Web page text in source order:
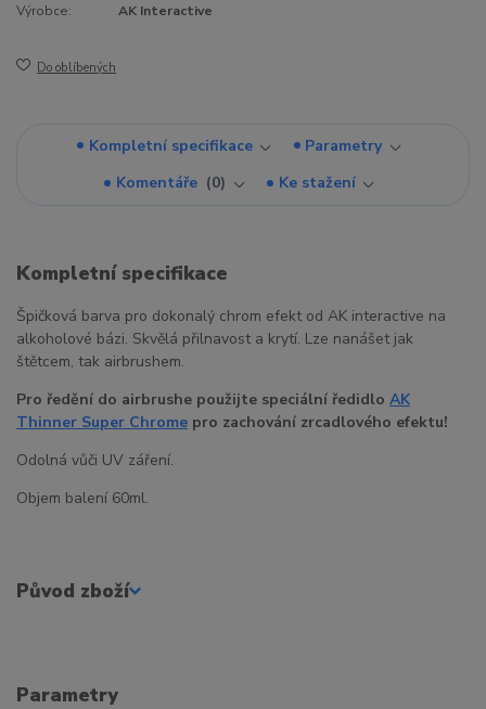
Výrobce:
AK Interactive
Do oblíbených
Kompletní specifikace
Parametry
Komentáře
0 Ke stažení
Kompletní specifikace
Špičková barva pro dokonalý chrom efekt od AK interactive na
alkoholové bázi. Skvělá přilnavost a krytí. Lze nanášet jak
štětcem, tak airbrushem.
Pro ředění do airbrushe použijte speciální ředidlo AK
Thinner Super Chrome pro zachování zrcadlového efektu!
Odolná vůči UV záření.
Objem balení 60ml.
Původ zboží
Parametry